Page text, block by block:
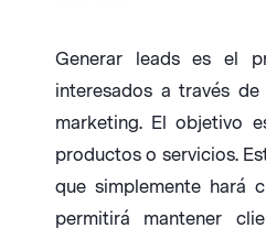
Generar leads es el
interesados a través
marketing. El objetivo
productos o servicios.
que simplemente hará
permitirá mantener